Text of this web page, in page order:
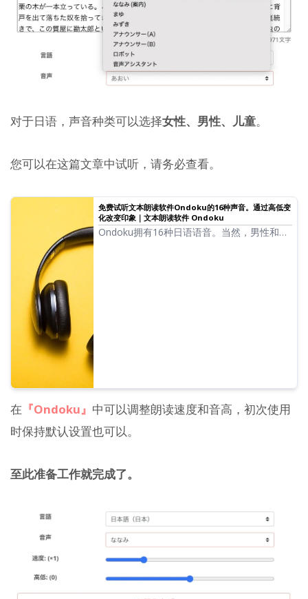
对于日语，声音种类可以选择女性、男性、儿童。
您可以在这篇文章中试听，请务必查看。
免费试听文本朗读软件Ondoku的16种声音。通过高低变
化改变印象｜文本朗读软件 Ondoku
Ondoku拥有16种日语语音。当然，男性和女
在 『Ondoku』 中可以调整朗读速度和音高，初次使用
时保持默认设置也可以。
至此准备工作就完成了。